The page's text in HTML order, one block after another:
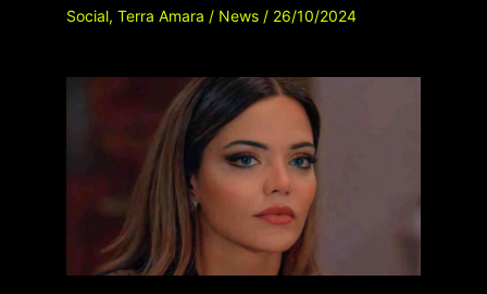
Social, Terra Amara / News/ 26/10/2024